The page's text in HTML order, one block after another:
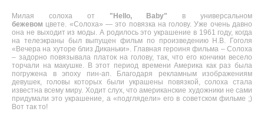
Милая солоха от "Hello, Baby"
в универсальном
бежевом цвете. «Солоха» — это повязка на голову. Уже очень давно
она не выходит из моды. А родилось это украшение в 1961 году, когда
на телеэкраны был выпущен фильм по произведению Н.В. Гоголя
«Вечера на хуторе близ Диканьки». Главная героиня фильма – Солоха
– задорно повязывала платок на голову, так, что его кончики весело
торчали на макушке. В этот период времени Америка как раз была
погружена в эпоху пин-ап. Благодаря рекламным изображениям
девушек, головы которых были украшены повязкой, солоха стала
известна всему миру. Ходит слух, что американские художники не сами
придумали это украшение, а «подглядели» его в советском фильме ;)
Вот так то!